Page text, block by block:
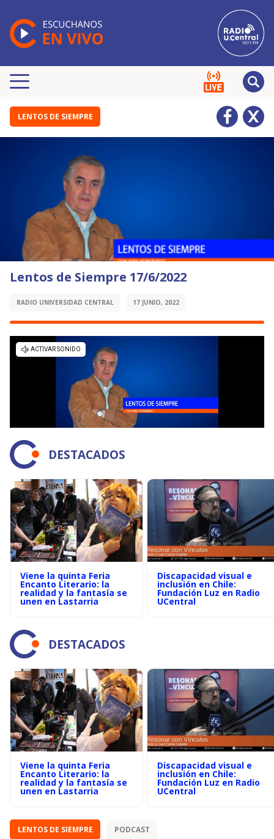
LENTOS DE SIEMPRE
Lentos de Siempre 17/6/2022
RADIO UNIVERSIDAD CENTRAL 17 JUNIO, 2022
DESTACADOS
Viene la quinta Feria
Encanto Literario: la
realidad y la fantasía se
unen en Lastarria
Discapacidad visual e
inclusión en Chile:
Fundación Luz en Radio
UCentral
DESTACADOS
Viene la quinta Feria
Encanto Literario: la
realidad y la fantasía se
unen en Lastarria
Discapacidad visual e
inclusión en Chile:
Fundación Luz en Radio
UCentral
LENTOS DE SIEMPRE PODCAST